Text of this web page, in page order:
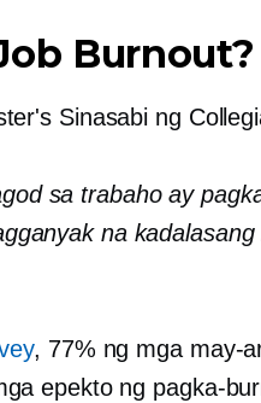
Burnout?
Sinasabi ng
sa trabaho ay
na
, 77% ng mga may-
epekto ng pagka-